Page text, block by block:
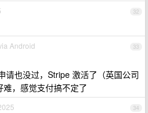
32
33
Android
请也没过，Stripe 激活了（英国公司
，感觉支付搞不定了
34